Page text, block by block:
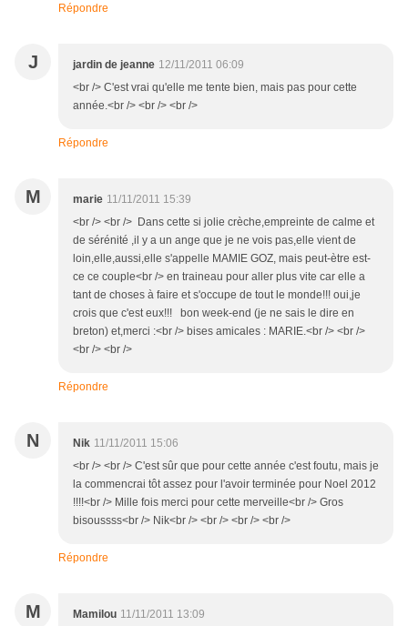
Répondre
J jardin de jeanne 12/11/2011 06:09
<br /> C'est vrai qu'elle me tente bien, mais pas pour cette
année.<br /> <br /> <br />
Répondre
M marie 11/11/2011 15:39
<br /> <br /> Dans cette si jolie crèche,empreinte de calme et
de sérénité ,il y a un ange que je ne vois pas,elle vient de
loin,elle,aussi,elle s'appelle MAMIE GOZ, mais peut-ètre est-
ce ce couple<br /> en traineau pour aller plus vite car elle a
tant de choses à faire et s'occupe de tout le monde!!! oui,je
crois que c'est eux!!! bon week-end (je ne sais le dire en
breton) et,merci :<br /> bises amicales : MARIE.<br /> <br />
<br /> <br />
Répondre
N Nik 11/11/2011 15:06
<br /> <br /> C'est sûr que pour cette année c'est foutu, mais je
la commencrai tôt assez pour l'avoir terminée pour Noel 2012
!!!!<br /> Mille fois merci pour cette merveille<br /> Gros
bisoussss<br /> Nik<br /> <br /> <br /> <br />
Répondre
M Mamilou 11/11/2011 13:09